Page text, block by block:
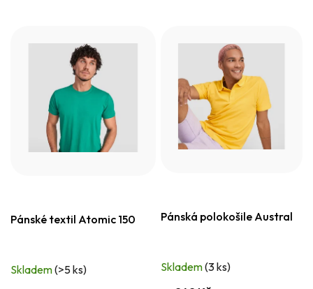
Pánské textil Atomic 150
Skladem(>5 ks)
Pánská polokošile Austral
Skladem(3 ks)